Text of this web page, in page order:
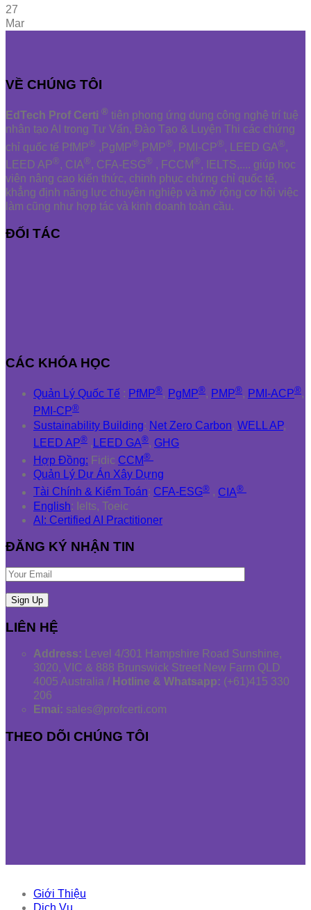
27
Mar
VỀ CHÚNG TÔI
EdTech Prof Certi ® tiên phong ứng dụng công nghệ trí tuệ
nhân tạo AI trong Tư Vấn, Đào Tạo & Luyện Thi các chứng
chỉ quốc tế PfMP® ,PgMP®,PMP®, PMI-CP®, LEED GA®,
LEED AP®, CIA®, CFA-ESG® , FCCM®, IELTS,.... giúp học
viên nâng cao kiến thức, chinh phục chứng chỉ quốc tế,
khẳng định năng lực chuyên nghiệp và mở rộng cơ hội việc
làm cũng như hợp tác và kinh doanh toàn cầu.
ĐỐI TÁC
CÁC KHÓA HỌC
Quản Lý Quốc Tế : PfMP®, PgMP®, PMP®, PMI-ACP®,
PMI-CP®
Sustainability Building: Net Zero Carbon, WELL AP,
LEED AP® , LEED GA®, GHG
Hợp Đồng: Fidic CCM®
Quản Lý Dự Án Xây Dựng
Tài Chính & Kiểm Toán: CFA-ESG® , CIA®
English: Ielts, Toeic
AI: Certified AI Practitioner
ĐĂNG KÝ NHẬN TIN
LIÊN HỆ
Address: Level 4/301 Hampshire Road Sunshine,
3020, VIC & 888 Brunswick Street New Farm QLD
4005 Australia / Hotline & Whatsapp: (+61)415 330
206
Emai: sales@profcerti.com
THEO DÕI CHÚNG TÔI
Giới Thiệu
Dịch Vụ